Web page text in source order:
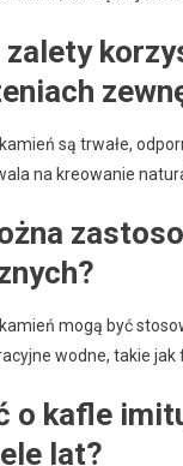
zalety
są trwałe,
na kreowanie
mogą być
wodne, takie jak
o kafle
lat?